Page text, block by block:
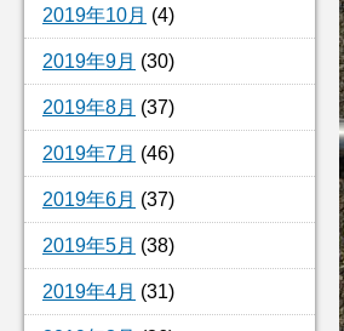
2019年10月 (4)
2019年9月 (30)
2019年8月 (37)
2019年7月 (46)
2019年6月 (37)
2019年5月 (38)
2019年4月 (31)